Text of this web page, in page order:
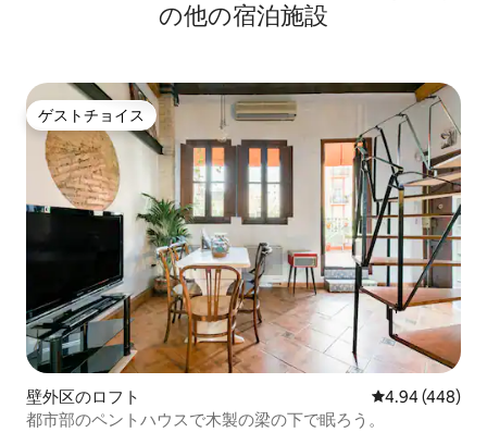
の他の宿泊施設
ゲストチョイス
ゲストチョイス
壁外区のロフト レビュー448
4.94 (448)
都市部のペントハウスで木製の梁の下で眠ろう。